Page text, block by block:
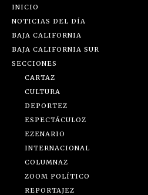
INICIO
NOTICIAS DEL DÍA
BAJA CALIFORNIA
BAJA CALIFORNIA SUR
SECCIONES
CARTAZ
CULTURA
DEPORTEZ
ESPECTÁCULOZ
EZENARIO
INTERNACIONAL
COLUMNAZ
ZOOM POLÍTICO
REPORTAJEZ